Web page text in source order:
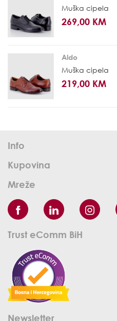
Muška cipela
269,00 KM
Aldo
Muška cipela
219,00 KM
Info
Kupovina
Mreže
Trust eComm BiH
Newsletter